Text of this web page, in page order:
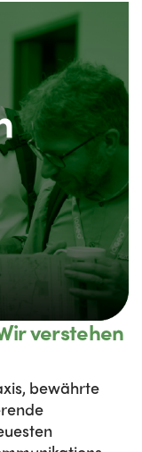
verstehen
bewährte